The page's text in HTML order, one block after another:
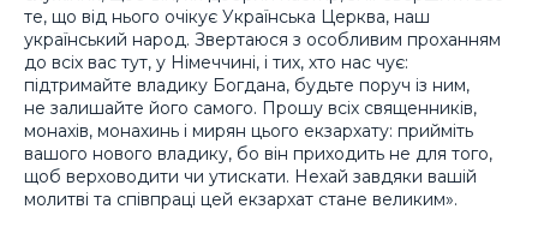
те, що від нього очікує Українська Церква, наш
український народ. Звертаюся з особливим проханням
до всіх вас тут, у Німеччині, і тих, хто нас чує:
підтримайте владику Богдана, будьте поруч із ним,
не залишайте його самого. Прошу всіх священників,
монахів, монахинь і мирян цього екзархату: прийміть
вашого нового владику, бо він приходить не для того,
щоб верховодити чи утискати. Нехай завдяки вашій
молитві та співпраці цей екзархат стане великим».